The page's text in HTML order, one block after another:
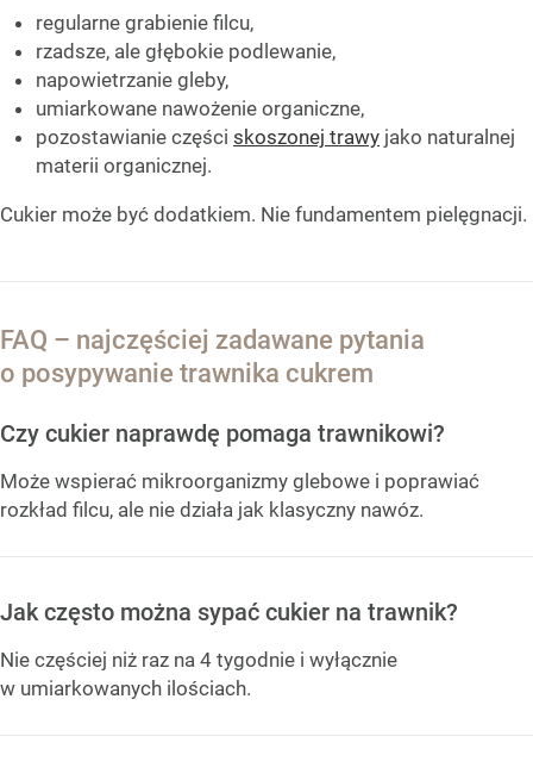
regularne grabienie filcu,
rzadsze, ale głębokie podlewanie,
napowietrzanie gleby,
umiarkowane nawożenie organiczne,
pozostawianie części skoszonej trawy jako naturalnej
materii organicznej.
Cukier może być dodatkiem. Nie fundamentem pielęgnacji.
FAQ – najczęściej zadawane pytania
o posypywanie trawnika cukrem
Czy cukier naprawdę pomaga trawnikowi?
Może wspierać mikroorganizmy glebowe i poprawiać
rozkład filcu, ale nie działa jak klasyczny nawóz.
Jak często można sypać cukier na trawnik?
Nie częściej niż raz na 4 tygodnie i wyłącznie
w umiarkowanych ilościach.